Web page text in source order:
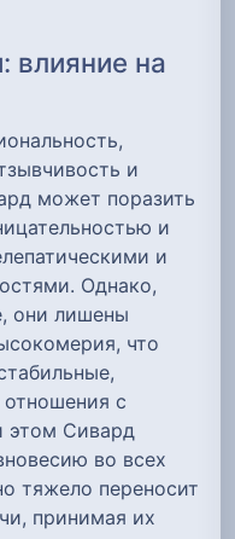
влияние на
и
может поразить
и
и
Однако,
они лишены
что
с
Сивард
во всех
тяжело переносит
принимая их